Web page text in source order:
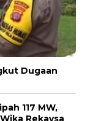
Dugaan
117 MW,
Rekaysa